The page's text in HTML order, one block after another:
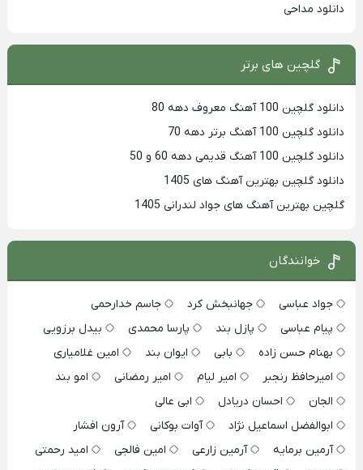
دانلود مداحی
گلچین های برتر
دانلود گلچین 100 آهنگ معروف دهه 80
دانلود گلچین 100 آهنگ برتر دهه 70
دانلود گلچین 100 آهنگ قدیمی دهه 60 و 50
دانلود گلچین بهترین آهنگ های 1405
گلچین بهترین آهنگ های جواد لندرانی 1405
خوانندگان
جواد عباسی جهانبخش کرد
جاسم خدارحمی
پیام عباسی
پازل بند پارسا محمدی
بیدل برزویی
بهنام حسن زاده
بابی ایوان بند
امین غلامیاری
امیرحافظ رنجبر
امیر لیام امیر رمضانی
امو بند
الجان
احسان دریادل
ابی عالی
ابوالفضل اسماعیل نژاد
آوات بوکانی
آرون افشار
آرمین برمایه
آرمین زارعی امین فالجی
امید رحمتی